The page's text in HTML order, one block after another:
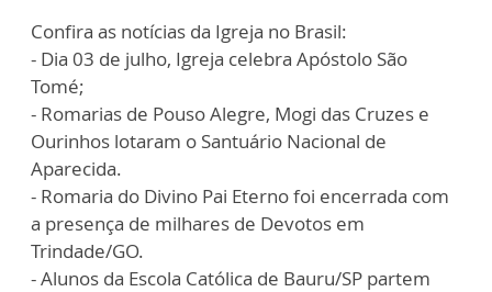
Confira as notícias da Igreja no Brasil:
- Dia 03 de julho, Igreja celebra Apóstolo São
Tomé;
- Romarias de Pouso Alegre, Mogi das Cruzes e
Ourinhos lotaram o Santuário Nacional de
Aparecida.
- Romaria do Divino Pai Eterno foi encerrada com
a presença de milhares de Devotos em
Trindade/GO.
- Alunos da Escola Católica de Bauru/SP partem